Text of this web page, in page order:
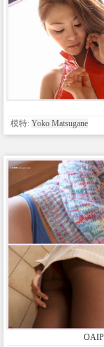
模特: Yoko Matsugane